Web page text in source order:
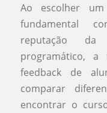
Ao escolher
fundamental
reputação
programático,
feedback de
comparar
encontrar o